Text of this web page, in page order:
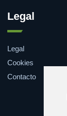
Legal
Legal
Cookies
Contacto